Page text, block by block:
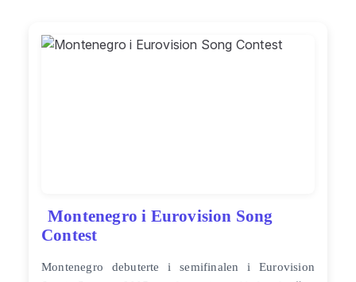
Montenegro i Eurovision Song
Contest
Montenegro debuterte i semifinalen i Eurovision